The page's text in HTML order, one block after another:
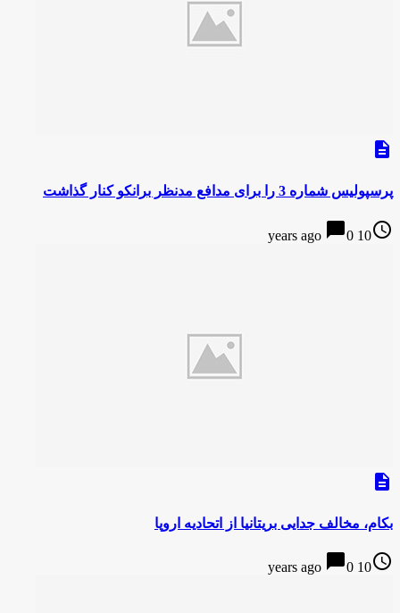
description
پرسپولیس شماره 3 را برای مدافع مدنظر برانکو کنار گذاشت
access_time
10 years ago
chat_bubble0
description
بکام، مخالف جدایی بریتانیا از اتحادیه اروپا
access_time
10 years ago
chat_bubble0